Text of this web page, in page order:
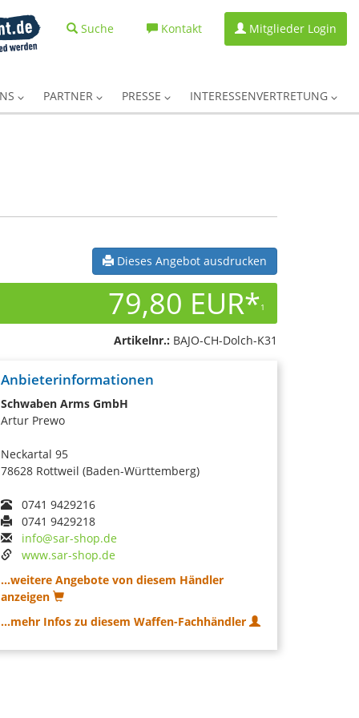
Suche Kontakt Mitglieder Login
PARTNER PRESSE INTERESSENVERTRETUNG
Dieses Angebot ausdrucken
79,80 EUR*1
Artikelnr.: BAJO-CH-Dolch-K31
Anbieterinformationen
Schwaben Arms GmbH
Artur Prewo
Neckartal 95
78628 Rottweil (Baden-Württemberg)
0741 9429216
0741 9429218
info@sar-shop.de
www.sar-shop.de
...weitere Angebote von diesem Händler
anzeigen
...mehr Infos zu diesem Waffen-Fachhändler